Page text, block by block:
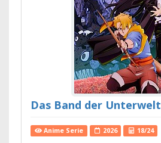
Das Band der Unterwelt
Anime Serie 2026 18/24